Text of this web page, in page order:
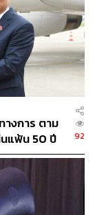
ชื่อ​ พร้อมด้วย
ด้เดินทางมา
ปัตย์’ จากลาย
ามคาดหวังใน
กให้นาย
การบริหารก็
วกเราช่วย
ในฐานะรักษา
าน จากนั้นได้
ดทักทาย
างการ ตาม
แฟ้น 50 ปี
92